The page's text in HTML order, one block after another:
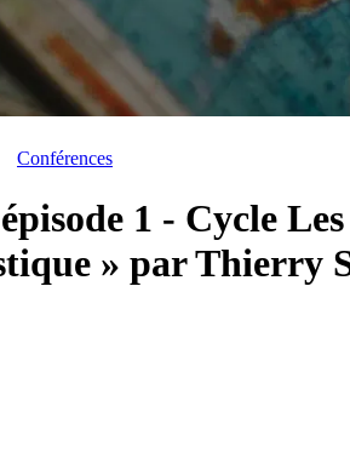
Conférences
1 - Cycle
» par Thierry